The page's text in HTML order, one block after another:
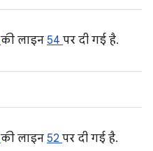
की लाइन 54 पर दी गई है.
की लाइन 52 पर दी गई है.